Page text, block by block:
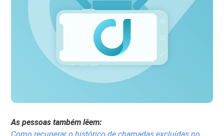
As pessoas também lêem: